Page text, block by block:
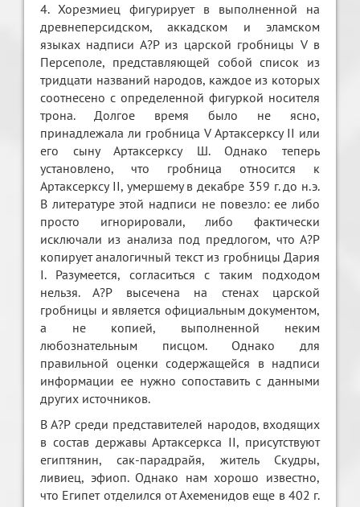
4. Хорезмиец фигурирует в выполненной на
древнеперсидском, аккадском и эламском
языках надписи А?Р из царской гробницы V в
Персеполе, представляющей собой список из
тридцати названий народов, каждое из которых
соотнесено с определенной фигуркой носителя
трона. Долгое время было не ясно,
принадлежала ли гробница V Артаксерксу II или
его сыну Артаксерксу Ш. Однако теперь
установлено, что гробница относится к
Артаксерксу II, умершему в декабре 359 г. до н.э.
В литературе этой надписи не повезло: ее либо
просто игнорировали, либо фактически
исключали из анализа под предлогом, что А?Р
копирует аналогичный текст из гробницы Дария
I. Разумеется, согласиться с таким подходом
нельзя. А?Р высечена на стенах царской
гробницы и является официальным документом,
а не копией, выполненной неким
любознательным писцом. Однако для
правильной оценки содержащейся в надписи
информации ее нужно сопоставить с данными
других источников.
В А?Р среди представителей народов, входящих
в состав державы Артаксеркса II, присутствуют
египтянин, сак-парадрайя, житель Скудры,
ливиец, эфиоп. Однако нам хорошо известно,
что Египет отделился от Ахеменидов еще в 402 г.